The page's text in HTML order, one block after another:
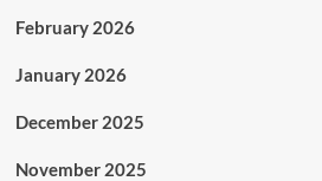
February 2026
January 2026
December 2025
November 2025